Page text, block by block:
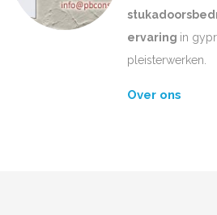
ervaring in
pleisterwerken.
Over ons